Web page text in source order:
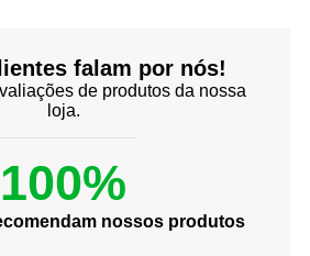
falam por nós!
de produtos da nossa
loja.
100%
nossos produtos